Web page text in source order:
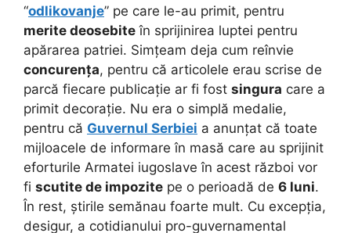
“odlikovanje” pe care le-au primit, pentru
merite deosebite în sprijinirea luptei pentru
apărarea patriei. Simțeam deja cum reînvie
concurența, pentru că articolele erau scrise de
parcă fiecare publicație ar fi fost singura care a
primit decorație. Nu era o simplă medalie,
pentru că Guvernul Serbiei a anunțat că toate
mijloacele de informare în masă care au sprijinit
eforturile Armatei iugoslave în acest război vor
fi scutite de impozite pe o perioadă de 6 luni.
În rest, știrile semănau foarte mult. Cu excepția,
desigur, a cotidianului pro-guvernamental